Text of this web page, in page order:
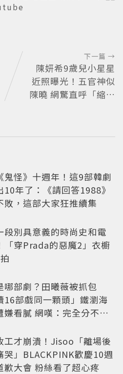
下一篇 →
陳妍希9歲兒小星星
近照曝光！五官神似
陳曉 網驚直呼「縮小
鬼怪》十週年！這9部韓劇
10年了：《請回答1988》
敗，這部大家狂推續集
段別具意義的時尚史和電
「穿Prada的惡魔2」衣櫥
哪部劇？田曦薇被抓包
16部戲同一顆頭」鐵瀏海
嫌看膩 網嘆：完全分不出
工才崩潰！Jisoo「離場後
哭」BLACKPINK歡慶10週
歉大會 粉絲看了超心疼